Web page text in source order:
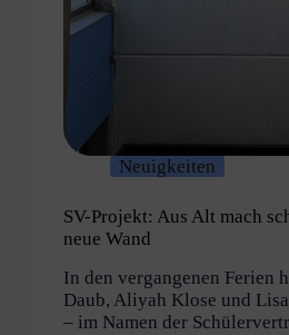
Neuigkeiten
SV-Projekt: Aus Alt mach
neue Wand
In den vergangenen Ferien
Daub, Aliyah Klose und
– im Namen der